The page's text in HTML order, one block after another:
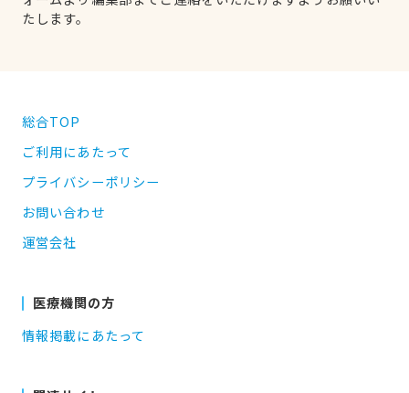
たします。
総合TOP
ご利用にあたって
プライバシーポリシー
お問い合わせ
運営会社
医療機関の方
情報掲載にあたって